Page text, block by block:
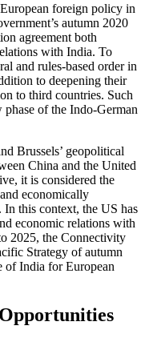
foreign policy in
autumn 2020
agreement both
with India. To
and rules-based order in
to deepening their
to third countries. Such
of the Indo-German
Brussels’ geopolitical
China and the United
it is considered the
eco­nomically
this context, the US has
economic relations with
2025, the Con­nectivity
Strategy of autumn
of India for European